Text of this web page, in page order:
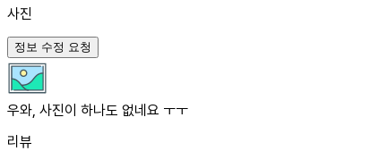
사진
정보 수정 요청
우와, 사진이 하나도 없네요 ㅜㅜ
리뷰